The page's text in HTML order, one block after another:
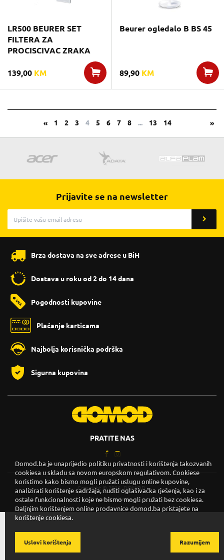
LR500 BEURER SET
FILTERA ZA
PROCISCIVAC ZRAKA
139,00 KM
Beurer ogledalo B BS 45
89,90 KM
« 1 2 3 4 5 6 7 8 ... 13 14 »
Prijavite se na newsletter
Brza dostava na sve adrese u BiH
Dostava u roku od 2 do 14 dana
Pogodnosti kupovine
Plaćanje karticama
Najbolja korisnička podrška
Sigurna kupovina
PRATITE NAS
Copyright © 2026. DOMOD.
Uslovi korištenja.
Domod.ba je unaprijedio politiku privatnosti i korištenja takozvanih
cookiesa u skladu sa novom europskom regulativom. Cookiese
koristimo kako bismo mogli pružati uslugu online kupovine,
analizirati korištenje sadržaja, nuditi oglašivačka rješenja, kao i za
ostale funkcionalnosti koje ne bismo mogli pružati bez cookiesa.
Daljnjim korištenjem online prodavnice domod.ba pristajete na
korištenje cookiesa.
Razumijem
Uslovi korištenja